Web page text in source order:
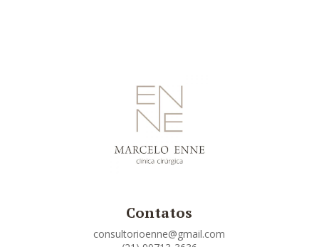
Contatos
consultorioenne@gmail.com